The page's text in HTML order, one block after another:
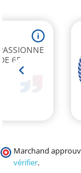
Marchand
vérifier.